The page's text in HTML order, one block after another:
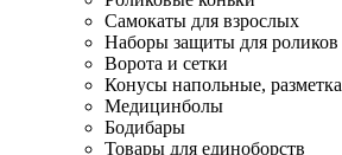
Самокаты для взрослых
Наборы защиты для роликов
Ворота и сетки
Конусы напольные, разметка
Медицинболы
Бодибары
Товары для единоборств